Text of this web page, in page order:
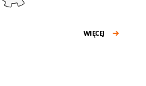
WIĘCEJ